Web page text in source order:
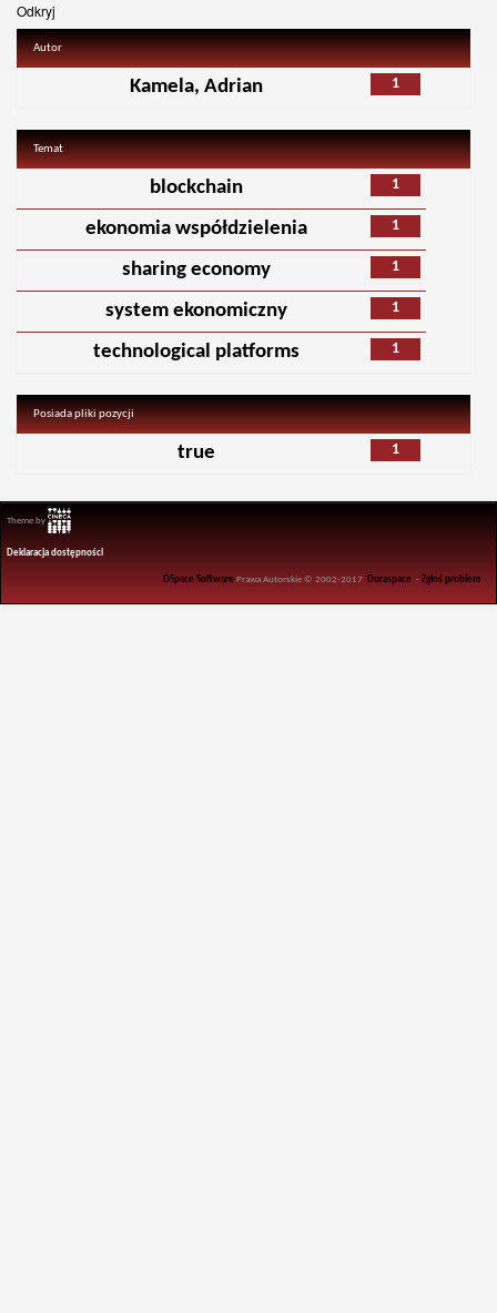
Odkryj
Autor
1
Kamela, Adrian
Temat
1
blockchain
1
ekonomia współdzielenia
1
sharing economy
1
system ekonomiczny
1
technological platforms
Posiada pliki pozycji
1
true
Theme by
Deklaracja dostępności
DSpace Software Prawa Autorskie © 2002-2017 Duraspace -Zgłoś problem